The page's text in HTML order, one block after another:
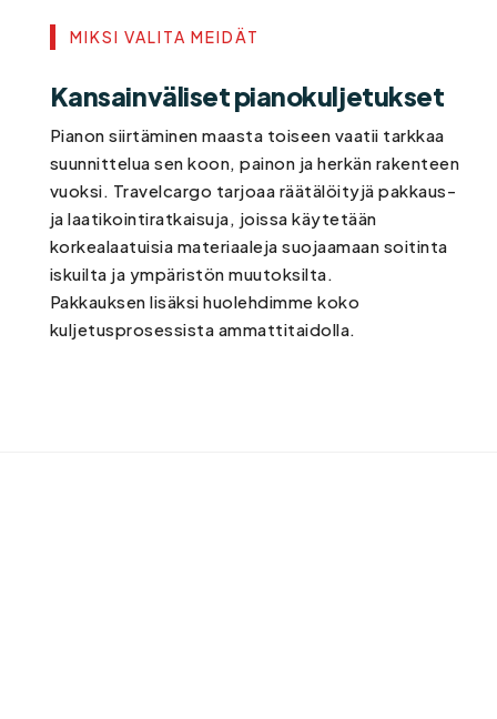
MIKSI VALITA MEIDÄT
Kansainväliset pianokuljetukset
Pianon siirtäminen maasta toiseen vaatii tarkkaa
suunnittelua sen koon, painon ja herkän rakenteen
vuoksi. Travelcargo tarjoaa räätälöityjä pakkaus-
ja laatikointiratkaisuja, joissa käytetään
korkealaatuisia materiaaleja suojaamaan soitinta
iskuilta ja ympäristön muutoksilta.
Pakkauksen lisäksi huolehdimme koko
kuljetusprosessista ammattitaidolla.